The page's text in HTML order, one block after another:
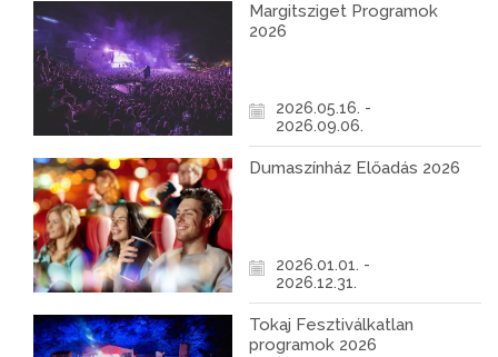
Margitsziget Programok
2026
2026.05.16. -
2026.09.06.
Dumaszínház Előadás 2026
2026.01.01. -
2026.12.31.
Tokaj Fesztiválkatlan
programok 2026